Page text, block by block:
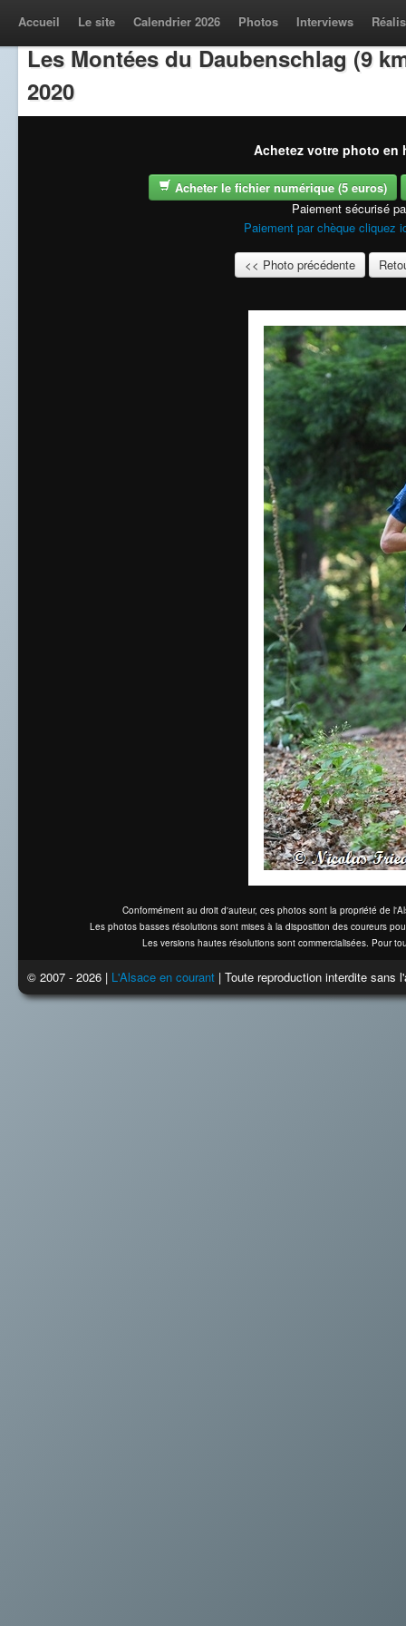
Accueil Le site Calendrier 2026 Photos Interviews
Les Montées du Daubenschlag (9
2020
Achetez votre photo en
Acheter le fichier numérique (5 euros)
Paiement sécurisé
Paiement par chèque cliquez
<< Photo précédente
Conformément au droit d'auteur, ces photos sont la propriété de
Les photos basses résolutions sont mises à la disposition des coureurs
Les versions hautes résolutions sont commercialisées. Pour
© 2007 - 2026 | L'Alsace en courant | Toute reproduction interdite sans